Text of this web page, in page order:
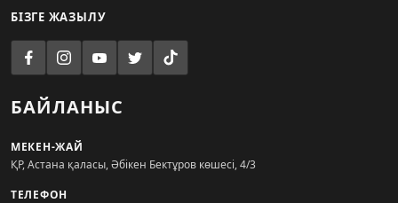
БІЗГЕ ЖАЗЫЛУ
БАЙЛАНЫС
МЕКЕН-ЖАЙ
ҚР, Астана қаласы, Әбікен Бектұров көшесі, 4/3
ТЕЛЕФОН